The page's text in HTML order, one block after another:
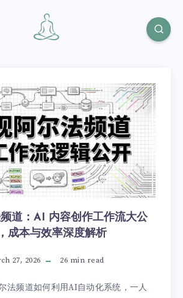
道：AI 内容创作工作流大公
成本与效率深度解析
27, 2026 26 min read
法频道如何利用AI自动化系统，一人